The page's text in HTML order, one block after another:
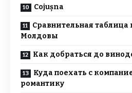
Cojușna
Сравнительная таблица
Молдовы
Как добраться до
Куда поехать с
романтику